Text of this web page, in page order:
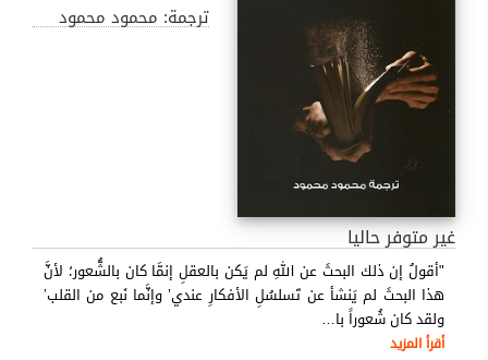
ترجمة: محمود محمود
غير متوفر حاليا
"أقولُ إن ذلك البحثَ عن اللهِ لم يَكن بالعقلِ إنمَّا كان بالشُّعور؛ لأنَّ
هذا البحثَ لم يَنشأ عن تَسلسُلِ الأفكارِ عندي’ وإنَّما نَبع من القلب’
ولقد كان شُعوراً با…
أقرأ المزيد